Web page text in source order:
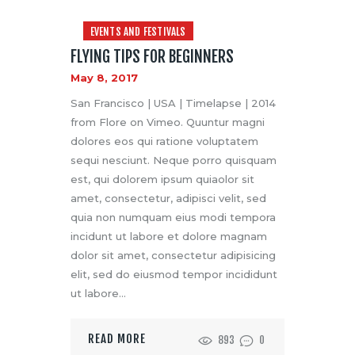
EVENTS AND FESTIVALS
FLYING TIPS FOR BEGINNERS
May 8, 2017
San Francisco | USA | Timelapse | 2014
from Flore on Vimeo. Quuntur magni
dolores eos qui ratione voluptatem
sequi nesciunt. Neque porro quisquam
est, qui dolorem ipsum quiaolor sit
amet, consectetur, adipisci velit, sed
quia non numquam eius modi tempora
incidunt ut labore et dolore magnam
dolor sit amet, consectetur adipisicing
elit, sed do eiusmod tempor incididunt
ut labore…
READ MORE 893 0